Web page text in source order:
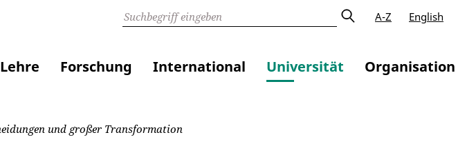
A-Z English
Lehre Forschung International Universität Organisation
und großer Transformation